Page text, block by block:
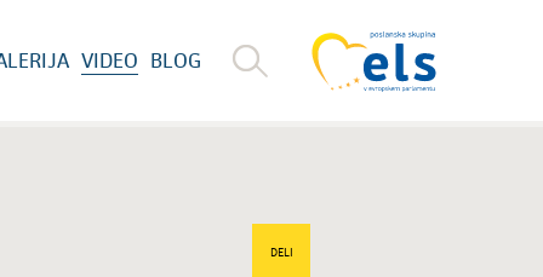
VIDEO BLOG
DELI